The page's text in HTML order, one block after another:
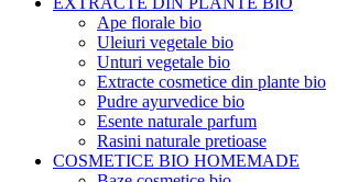
Ape florale bio
Uleiuri vegetale bio
Unturi vegetale bio
Extracte cosmetice din plante bio
Pudre ayurvedice bio
Esente naturale parfum
Rasini naturale pretioase
COSMETICE BIO HOMEMADE